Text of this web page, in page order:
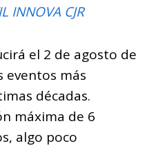
el 2 de agosto de
eventos más
décadas.
máxima de 6
algo poco
INNOVA CJR